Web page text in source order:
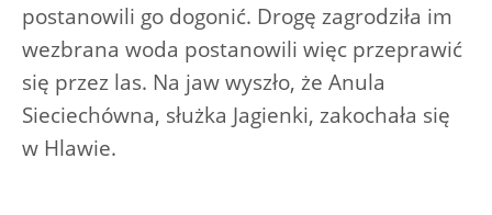
postanowili go dogonić. Drogę zagrodziła im
wezbrana woda postanowili więc przeprawić
się przez las. Na jaw wyszło, że Anula
Sieciechówna, służka Jagienki, zakochała się
w Hlawie.